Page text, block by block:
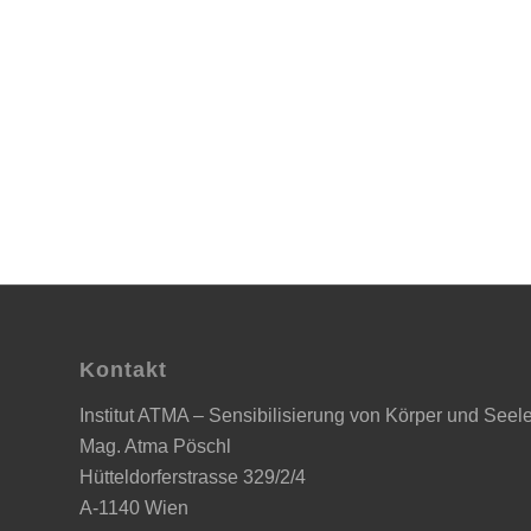
Kontakt
Institut ATMA – Sensibilisierung von Körper und
Mag. Atma Pöschl
Hütteldorferstrasse 329/2/4
A-1140 Wien